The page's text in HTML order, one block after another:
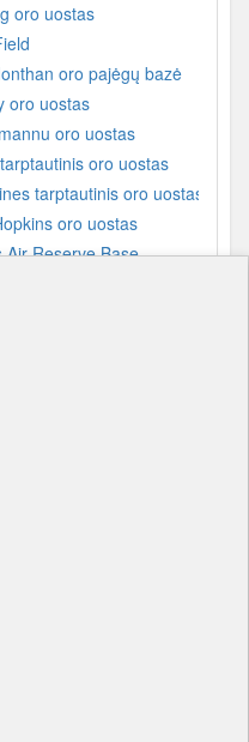
oro uostas
oro pajėgų bazė
oro uostas
oro uostas
oro uostas
tarptautinis oro uostas
uostasoro uostas
Air Reserve Base